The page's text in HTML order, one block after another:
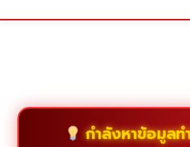
กำลังหาข้อมูลท